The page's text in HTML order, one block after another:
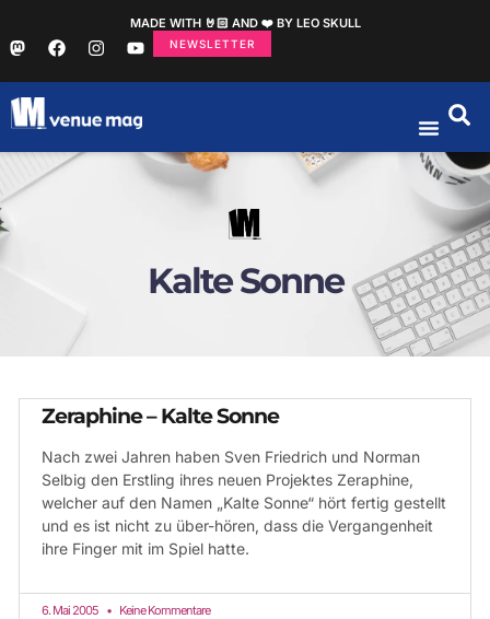
MADE WITH 🤘🏻 AND ❤️ BY LEO SKULL
NEWSLETTER
Kalte Sonne
Zeraphine – Kalte Sonne
Nach zwei Jahren haben Sven Friedrich und Norman
Selbig den Erstling ihres neuen Projektes Zeraphine,
welcher auf den Namen „Kalte Sonne“ hört fertig gestellt
und es ist nicht zu über-hören, dass die Vergangenheit
ihre Finger mit im Spiel hatte.
6. Mai 2005 Keine Kommentare